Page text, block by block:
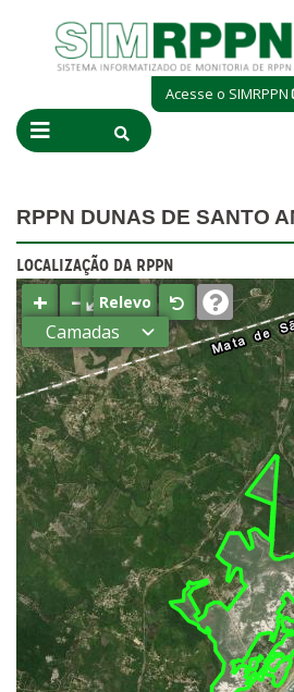
Acesse o SIMRPPN
RPPN DUNAS DE SANTO
LOCALIZAÇÃO DA RPPN
+ −⤢Relevo
Camadas
Estados
Municípios
Terras
indígenas
(FUNAI)
UC Federal
UC Estaduais
UC
Municipais
Hidrografia
1:1.000.000
(ANA)